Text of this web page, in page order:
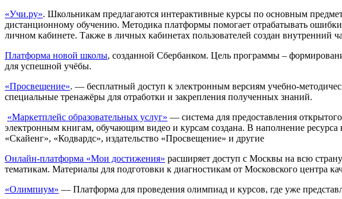
«Учи.ру». Школьникам предлагаются интерактивные курсы по основным
дистанционному обучению. Методика платформы помогает отрабатывать
личном кабинете. Также в личных кабинетах пользователей создан внутренний
Платформа новой школы, созданной Сбербанком. Цель программы –
для успешной учёбы.
«Просвещение». — бесплатный доступ к электронным версиям учебно-
специальные тренажёры для отработки и закрепления полученных знаний.
«Маркетплейс образовательных услуг» — система для предоставления
электронным книгам, обучающим видео и курсам создана. В наполнение
«Скайенг», «Кодвардс», издательство «Просвещение» и другие
Онлайн-платформа «Мои достижения» расширяет доступ с Москвы на всю
тематикам. Материалы для подготовки к диагностикам от Московского центра
«Олимпиум» — Платформа для проведения олимпиад и курсов, где уже